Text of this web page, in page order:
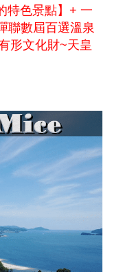
特色景點】+ 一
聯數屆百選溫泉
形文化財~天皇